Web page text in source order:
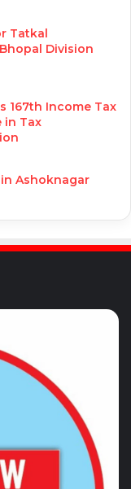
Tatkal
Division
167th Income Tax
in Tax
Ashoknagar